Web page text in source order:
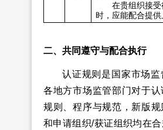
在贵组织接
时，应能配合提供
二、共同遵守与配合执行
认证规则是国家市场监
各地方市场监管部门对于
规则、程序与规范，新版
和申请组织/获证组织均在